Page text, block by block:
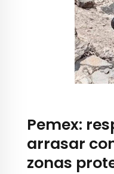
Pemex:
arrasar
zonas